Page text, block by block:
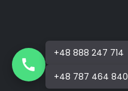
+48 888 247 714
+48 787 464 840